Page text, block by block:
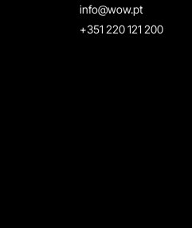
info@wow.pt
+351 220 121 200